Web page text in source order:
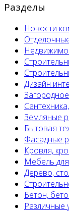
Разделы
Новости
Дизайн
Земляные
Бытовая
Фасадные
Кровля,
Мебель
Дерево,
Бетон,
Различные